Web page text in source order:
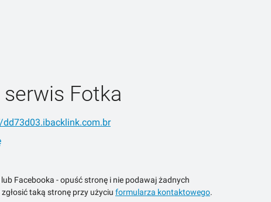
Fotka
Facebooka - opuść stronę i nie podawaj żadnych
taką stronę przy użyciu formularza kontaktowego.